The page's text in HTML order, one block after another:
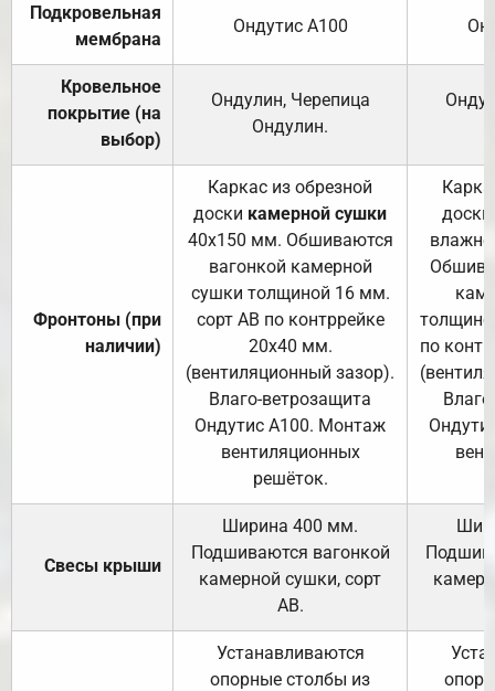
Подкровельная
мембрана
Ондутис А100
Кровельное
покрытие (на
выбор)
Ондулин, Черепица
Ондулин.
Фронтоны (при
наличии)
Каркас из обрезной
доски камерной сушки
40х150 мм. Обшиваются
вагонкой камерной
сушки толщиной 16 мм.
сорт АВ по контррейке
20х40 мм.
(вентиляционный зазор).
Влаго-ветрозащита
Ондутис А100. Монтаж
вентиляционных
решёток.
доски
по
Свесы крыши
Ширина 400 мм.
Подшиваются вагонкой
камерной сушки, сорт
АВ.
Устанавливаются
опорные столбы из